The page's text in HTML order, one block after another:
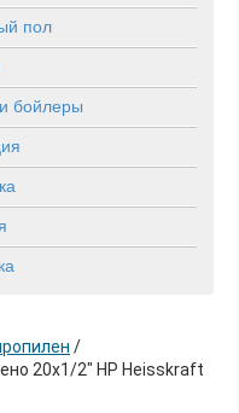
пол
бойлеры
/
20х1/2" НР Heisskraft